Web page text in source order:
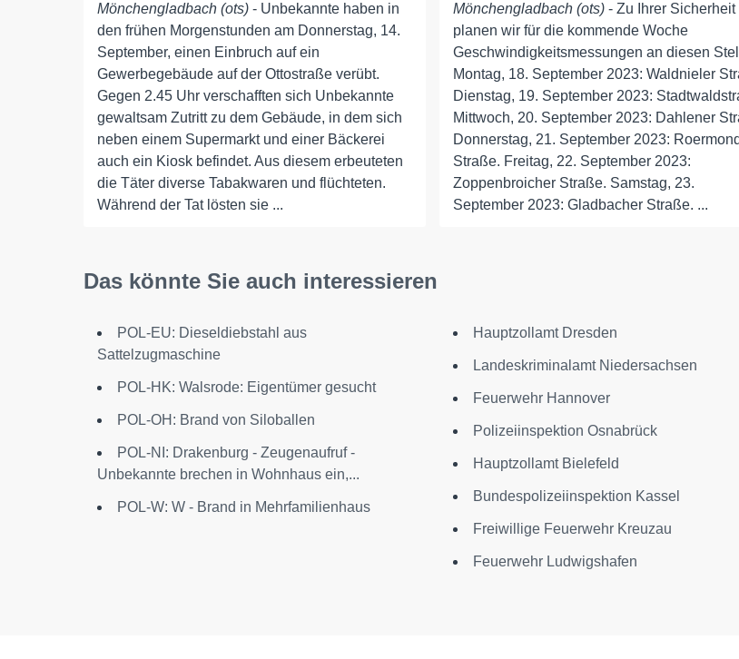
Mönchengladbach (ots) - Unbekannte haben in
den frühen Morgenstunden am Donnerstag, 14.
September, einen Einbruch auf ein
Gewerbegebäude auf der Ottostraße verübt.
Gegen 2.45 Uhr verschafften sich Unbekannte
gewaltsam Zutritt zu dem Gebäude, in dem sich
neben einem Supermarkt und einer Bäckerei
auch ein Kiosk befindet. Aus diesem erbeuteten
die Täter diverse Tabakwaren und flüchteten.
Während der Tat lösten sie ...
Mönchengladbach (ots)- Zu Ihrer Sicherheit
planen wir für die kommende Woche
Geschwindigkeitsmessungen an diesen
Montag, 18. September 2023: Waldnieler
Dienstag, 19. September 2023:
Mittwoch, 20. September 2023: Dahlener
Donnerstag, 21. September 2023:
Straße. Freitag, 22. September 2023:
Zoppenbroicher Straße. Samstag, 23.
September 2023: Gladbacher Straße. ...
Das könnte Sie auch interessieren
POL-EU: Dieseldiebstahl aus
Sattelzugmaschine
POL-HK: Walsrode: Eigentümer gesucht
POL-OH: Brand von Siloballen
POL-NI: Drakenburg - Zeugenaufruf -
Unbekannte brechen in Wohnhaus ein,...
POL-W: W - Brand in Mehrfamilienhaus
Hauptzollamt Dresden
Landeskriminalamt Niedersachsen
Feuerwehr Hannover
Polizeiinspektion Osnabrück
Hauptzollamt Bielefeld
Bundespolizeiinspektion Kassel
Freiwillige Feuerwehr Kreuzau
Feuerwehr Ludwigshafen